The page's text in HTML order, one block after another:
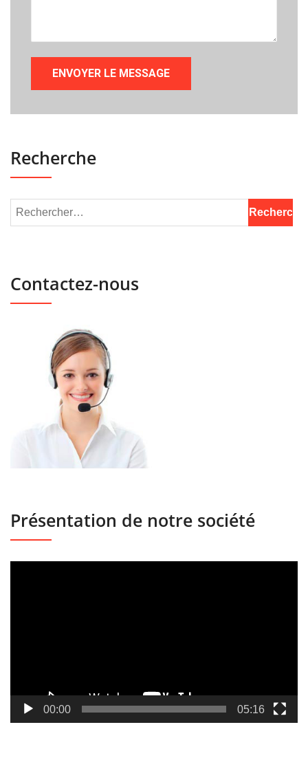
Recherche
Contactez-nous
Présentation de notre société
00:00 05:16